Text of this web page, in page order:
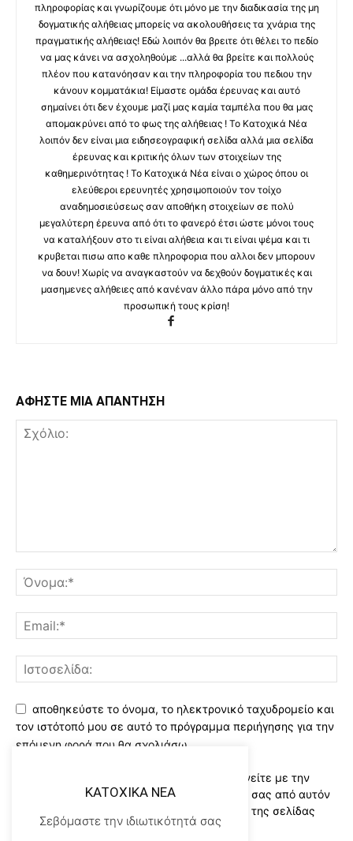
πληροφορίας και γνωρίζουμε ότι μόνο με την διαδικασία της μη
δογματικής αλήθειας μπορείς να ακολουθήσεις τα χνάρια της
πραγματικής αλήθειας! Εδώ λοιπόν θα βρειτε ότι θέλει το πεδίο
να μας κάνει να ασχοληθούμε ...αλλά θα βρείτε και πολλούς
πλέον που κατανόησαν και την πληροφορία του πεδιου την
κάνουν κομματάκια! Είμαστε ομάδα έρευνας και αυτό
σημαίνει ότι δεν έχουμε μαζί μας καμία ταμπέλα που θα μας
απομακρύνει από το φως της αλήθειας ! Το Κατοχικά Νέα
λοιπόν δεν είναι μια ειδησεογραφική σελίδα αλλά μια σελίδα
έρευνας και κριτικής όλων των στοιχείων της
καθημερινότητας ! Το Κατοχικά Νέα είναι ο χώρος όπου οι
ελεύθεροι ερευνητές χρησιμοποιούν τον τοίχο
αναδημοσιεύσεως σαν αποθήκη στοιχείων σε πολύ
μεγαλύτερη έρευνα από ότι το φανερό έτσι ώστε μόνοι τους
να καταλήξουν στο τι είναι αλήθεια και τι είναι ψέμα και τι
κρυβεται πισω απο καθε πληροφορια που αλλοι δεν μπορουν
να δουν! Χωρίς να αναγκαστούν να δεχθούν δογματικές και
μασημενες αλήθειες από κανέναν άλλο πάρα μόνο από την
προσωπική τους κρίση!
ΑΦΗΣΤΕ ΜΙΑ ΑΠΑΝΤΗΣΗ
αποθηκεύστε το όνομα, το ηλεκτρονικό ταχυδρομείο και
τον ιστότοπό μου σε αυτό το πρόγραμμα περιήγησης για την
επόμενη φορά που θα σχολιάσω.
Χρησιμοποιώντας αυτό το έντυπο συμφωνείτε με την
αποθήκευση και χειρισμό των δεδομένων σας από αυτόν
τον ιστότοπο..Διαβάστε του ορους χρήσης της σελίδας
μας*
KATOXIKA NEA
Σεβόμαστε την ιδιωτικότητά σας